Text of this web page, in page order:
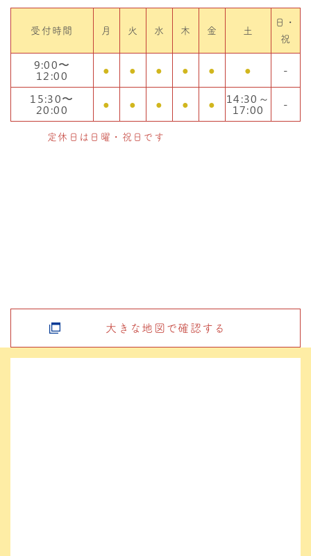
受付時間 月 火 水 木 金 土
日・
祝
9:00〜
12:00 ● ● ● ● ● ●
-
15:30〜
20:00 ● ● ● ● ● 14:30～
17:00 -
定休日は日曜・祝日です
大きな地図で確認する